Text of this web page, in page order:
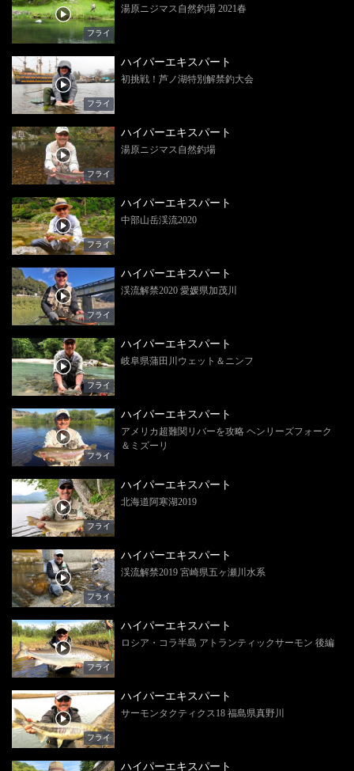
フライ
湯原ニジマス自然釣場 2021春
フライ
ハイパーエキスパート
初挑戦！芦ノ湖特別解禁釣大会
フライ
ハイパーエキスパート
湯原ニジマス自然釣場
フライ
ハイパーエキスパート
中部山岳渓流2020
フライ
ハイパーエキスパート
渓流解禁2020 愛媛県加茂川
フライ
ハイパーエキスパート
岐阜県蒲田川ウェット＆ニンフ
フライ
ハイパーエキスパート
アメリカ超難関リバーを攻略 ヘンリーズフォーク
＆ミズーリ
フライ
ハイパーエキスパート
北海道阿寒湖2019
フライ
ハイパーエキスパート
渓流解禁2019 宮崎県五ヶ瀬川水系
フライ
ハイパーエキスパート
ロシア・コラ半島 アトランティックサーモン 後編
フライ
ハイパーエキスパート
サーモンタクティクス18 福島県真野川
ハイパーエキスパート